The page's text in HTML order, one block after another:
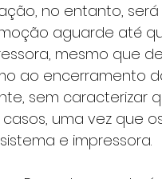
no entanto,
aguarde até
mesmo que
ao encerramento
sem caracterizar
uma vez que
e impressora.